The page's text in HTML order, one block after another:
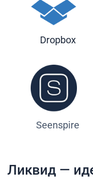
Dropbox
Seenspire
Ликвид —